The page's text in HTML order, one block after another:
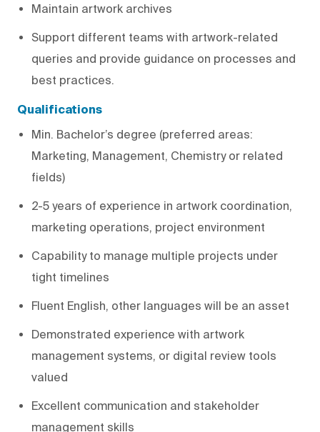
Maintain artwork archives
Support different teams with artwork-related
queries and provide guidance on processes and
best practices.
Qualifications
Min. Bachelor’s degree (preferred areas:
Marketing, Management, Chemistry or related
fields)
2-5 years of experience in artwork coordination,
marketing operations, project environment
Capability to manage multiple projects under
tight timelines
Fluent English, other languages will be an asset
Demonstrated experience with artwork
management systems, or digital review tools
valued
Excellent communication and stakeholder
management skills